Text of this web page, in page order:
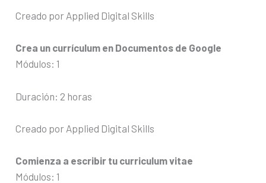
Creado por Applied Digital Skills
Crea un currículum en Documentos de Google
Módulos: 1
Duración: 2 horas
Creado por Applied Digital Skills
Comienza a escribir tu curriculum vitae
Módulos: 1